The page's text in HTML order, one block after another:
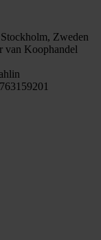
Zweden
van Koophandel